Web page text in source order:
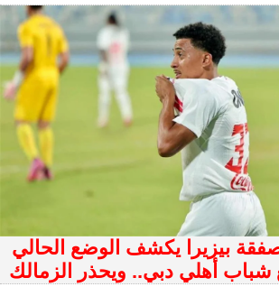
بيزيرا يكشف الوضع الحالي
أهلي دبي.. ويحذر الزمالك